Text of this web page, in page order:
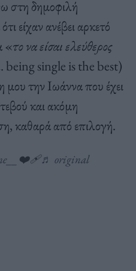
στη δημοφιλή
είχαν ανέβει αρκετό
«το να είσαι ελεύθερος
being single is the best)
μου την Ιωάννα που έχει
και ακόμη
καθαρά από επιλογή.
❤️‍🩹♬ original